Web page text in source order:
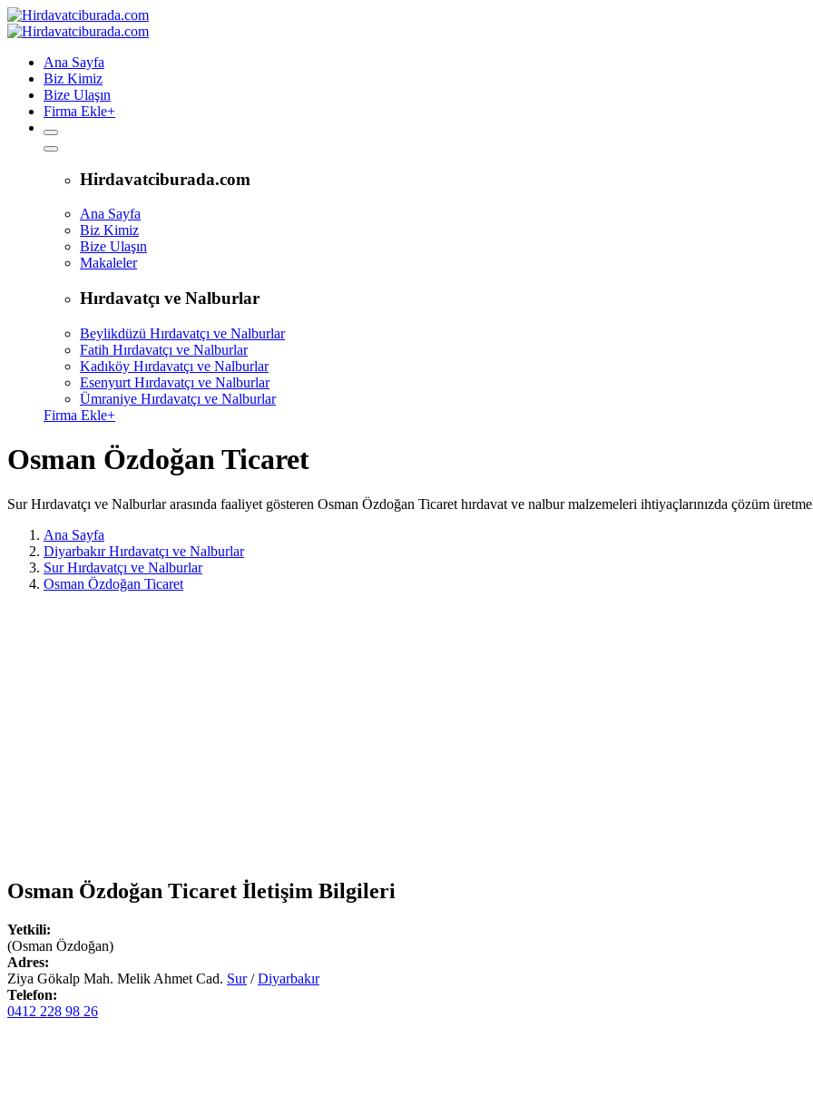
Ana Sayfa
Biz Kimiz
Bize Ulaşın
Firma Ekle+
Hirdavatciburada.com
Ana Sayfa
Biz Kimiz
Bize Ulaşın
Makaleler
Hırdavatçı ve Nalburlar
Beylikdüzü Hırdavatçı ve Nalburlar
Fatih Hırdavatçı ve Nalburlar
Kadıköy Hırdavatçı ve Nalburlar
Esenyurt Hırdavatçı ve Nalburlar
Ümraniye Hırdavatçı ve Nalburlar
Firma Ekle+
Osman Özdoğan Ticaret
Sur Hırdavatçı ve Nalburlar arasında faaliyet gösteren Osman Özdoğan Ticaret hırdavat ve nalbur malzemeleri ihtiyaçlarınızda çözüm
Ana Sayfa
Diyarbakır Hırdavatçı ve Nalburlar
Sur Hırdavatçı ve Nalburlar
Osman Özdoğan Ticaret
Osman Özdoğan Ticaret İletişim Bilgileri
Yetkili:
(Osman Özdoğan)
Adres:
Ziya Gökalp Mah. Melik Ahmet Cad. Sur/Diyarbakır
Telefon:
0412 228 98 26